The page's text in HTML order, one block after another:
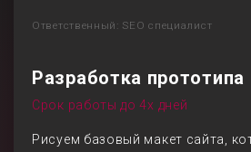
Ответственный: SEO специалист
Разработка прототипа
Срок работы до 4х дней
Рисуем базовый макет сайта,